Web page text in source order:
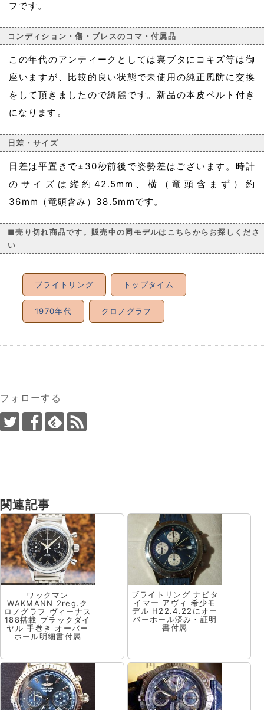
フです。
コンディション・傷・ブレスのコマ・付属品
この年代のアンティークとしては裏ブタにコキズ等は御
座いますが、比較的良い状態で未使用の純正風防に交換
をして頂きましたので綺麗です。新品の本皮ベルト付き
になります。
日差・サイズ
日差は平置きで±30秒前後で姿勢差はございます。時計
のサイズは縦約42.5mm、横（竜頭含まず）約
36mm（竜頭含み）38.5mmです。
■売り切れ商品です。販売中の同モデルはこちらからお探しくださ
い
ブライトリング トップタイム
1970年代 クロノグラフ
フォローする
関連記事
ワックマン
WAKMANN 2reg.ク
ロノグラフ ヴィーナス
188搭載 ブラックダイ
ヤル 手巻き オーバー
ホール明細書付属
ブライトリング ナビタ
イマー アヴィ 希少モ
デル H22.4.22にオー
バーホール済み・証明
書付属